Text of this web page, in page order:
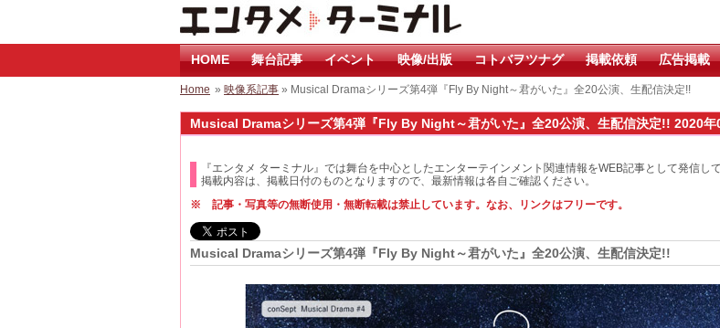
HOME 舞台記事 イベント 映像/出版 コトバヲツナグ 掲載依頼 広告掲載
Home » 映像系記事 » Musical Dramaシリーズ第4弾『Fly By Night～君がいた』全20公演、生配信決定!!
Musical Dramaシリーズ第4弾『Fly By Night～君がいた』全20公演、生配信決定!! 2020年
『エンタメ ターミナル』では舞台を中心としたエンターテインメント関連情報をWEB記事として発信して
掲載内容は、掲載日付のものとなりますので、最新情報は各自ご確認ください。
※ 記事・写真等の無断使用・無断転載は禁止しています。なお、リンクはフリーです。
Musical Dramaシリーズ第4弾『Fly By Night～君がいた』全20公演、生配信決定!!